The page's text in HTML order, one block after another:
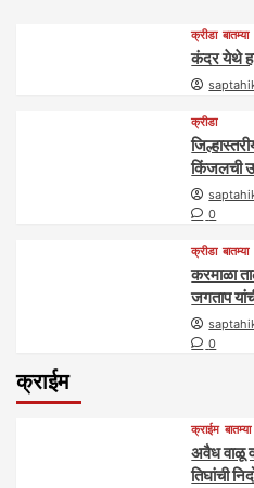
क्रीडा बातम्या
कंदर येथे
क्रीडा
किंजलची
0
क्रीडा बातम्या
करमाळा
जगताप
0
क्राईम
क्राईम बातम्या
अवैध वाळू
तिघांची